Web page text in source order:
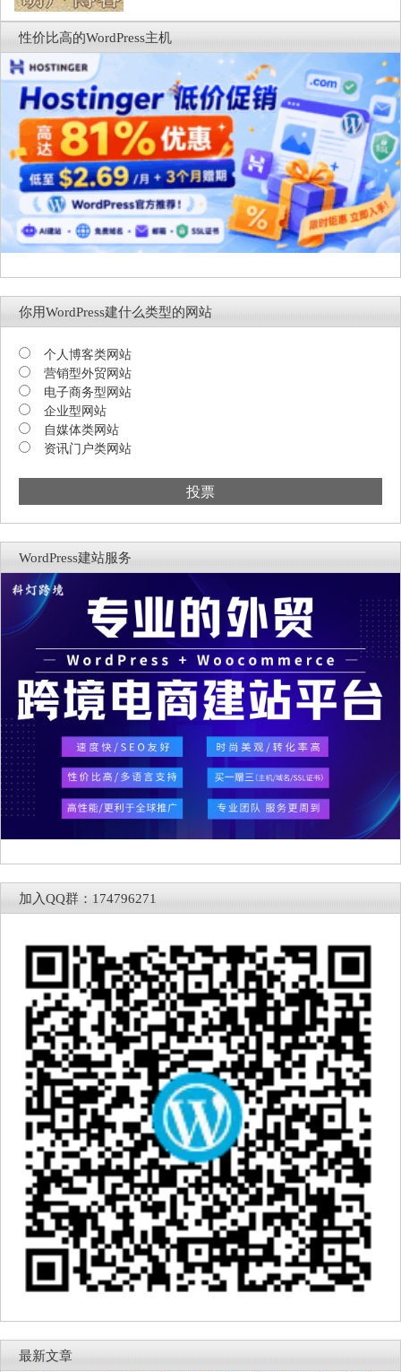
性价比高的WordPress主机
你用WordPress建什么类型的网站
个人博客类网站
营销型外贸网站
电子商务型网站
企业型网站
自媒体类网站
资讯门户类网站
投票
WordPress建站服务
加入QQ群：174796271
最新文章